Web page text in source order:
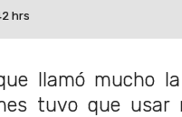
hrs
llamó mucho
tuvo que usar